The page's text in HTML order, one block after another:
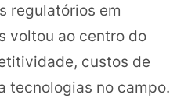
regulatórios em
voltou ao centro do
custos de
tecnologias no campo.